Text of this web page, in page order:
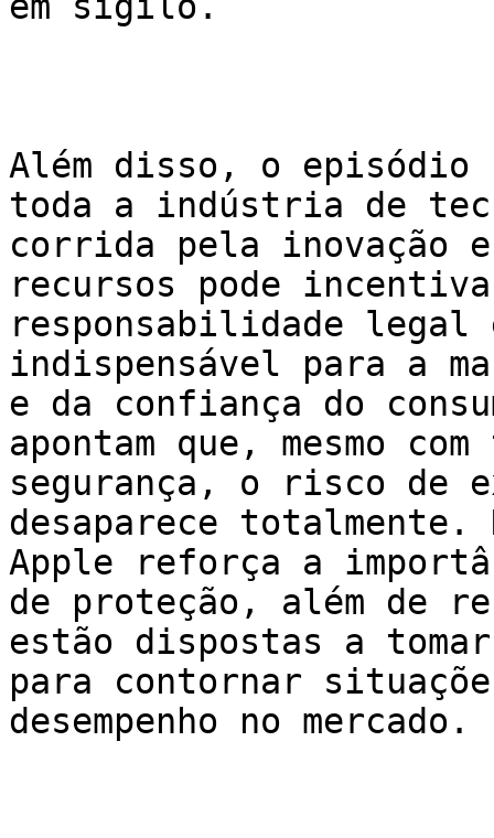
Além disso, o episódio
toda a indústria de
corrida pela inovação
recursos pode
responsabilidade
indispensável para a
e da confiança do
apontam que, mesmo
segurança, o risco de
desaparece
Apple reforça a
de proteção, além de
estão dispostas a
para contornar
desempenho no mercado.